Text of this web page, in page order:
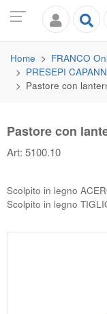
Home FRANCO
PRESEPI
Pastore con
Pastore con
Art: 5100.10
Scolpito in legno
Scolpito in legno